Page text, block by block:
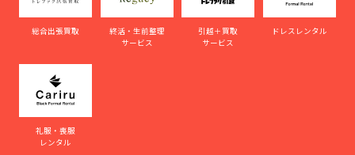
総合出張買取
終活・生前整理
サービス
引越＋買取
サービス
ドレスレンタル
礼服・喪服
レンタル